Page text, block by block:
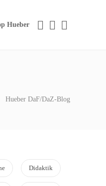
Hueber
Hueber DaF/DaZ-Blog
Didaktik